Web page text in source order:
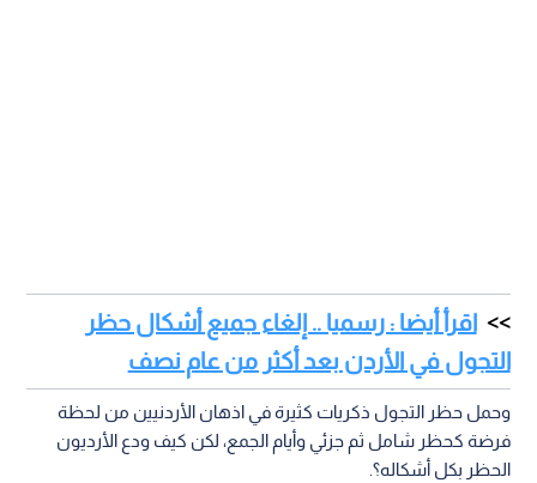
اقرأ أيضا : رسميا .. إلغاء جميع أشكال حظر
التجول في الأردن بعد أكثر من عام نصف
وحمل حظر التجول ذكريات كثيرة في اذهان الأردنيين من لحظة
فرضة كحظر شامل ثم جزئي وأيام الجمع، لكن كيف ودع الأرديون
الحظر بكل أشكاله؟.